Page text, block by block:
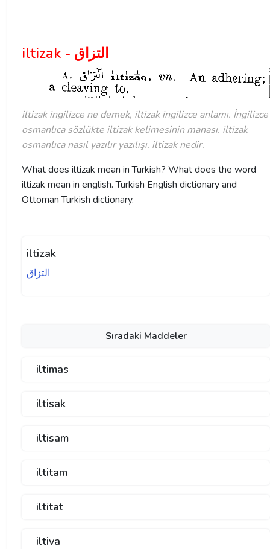
iltizak - التزاق
iltizak ingilizce ne demek, iltizak ingilizce anlamı. İngilizce
osmanlıca sözlükte iltizak kelimesinin manası. iltizak
osmanlıca nasıl yazılır yazılışı. iltizak nedir.
What does iltizak mean in Turkish? What does the word
iltizak mean in english. Turkish English dictionary and
Ottoman Turkish dictionary.
iltizak
التزاق
Sıradaki Maddeler
iltimas
iltisak
iltisam
iltitam
iltitat
iltiva